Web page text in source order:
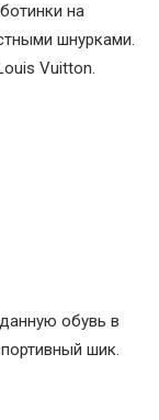
на
шнурками.
Vuitton.
обувь в
шик.